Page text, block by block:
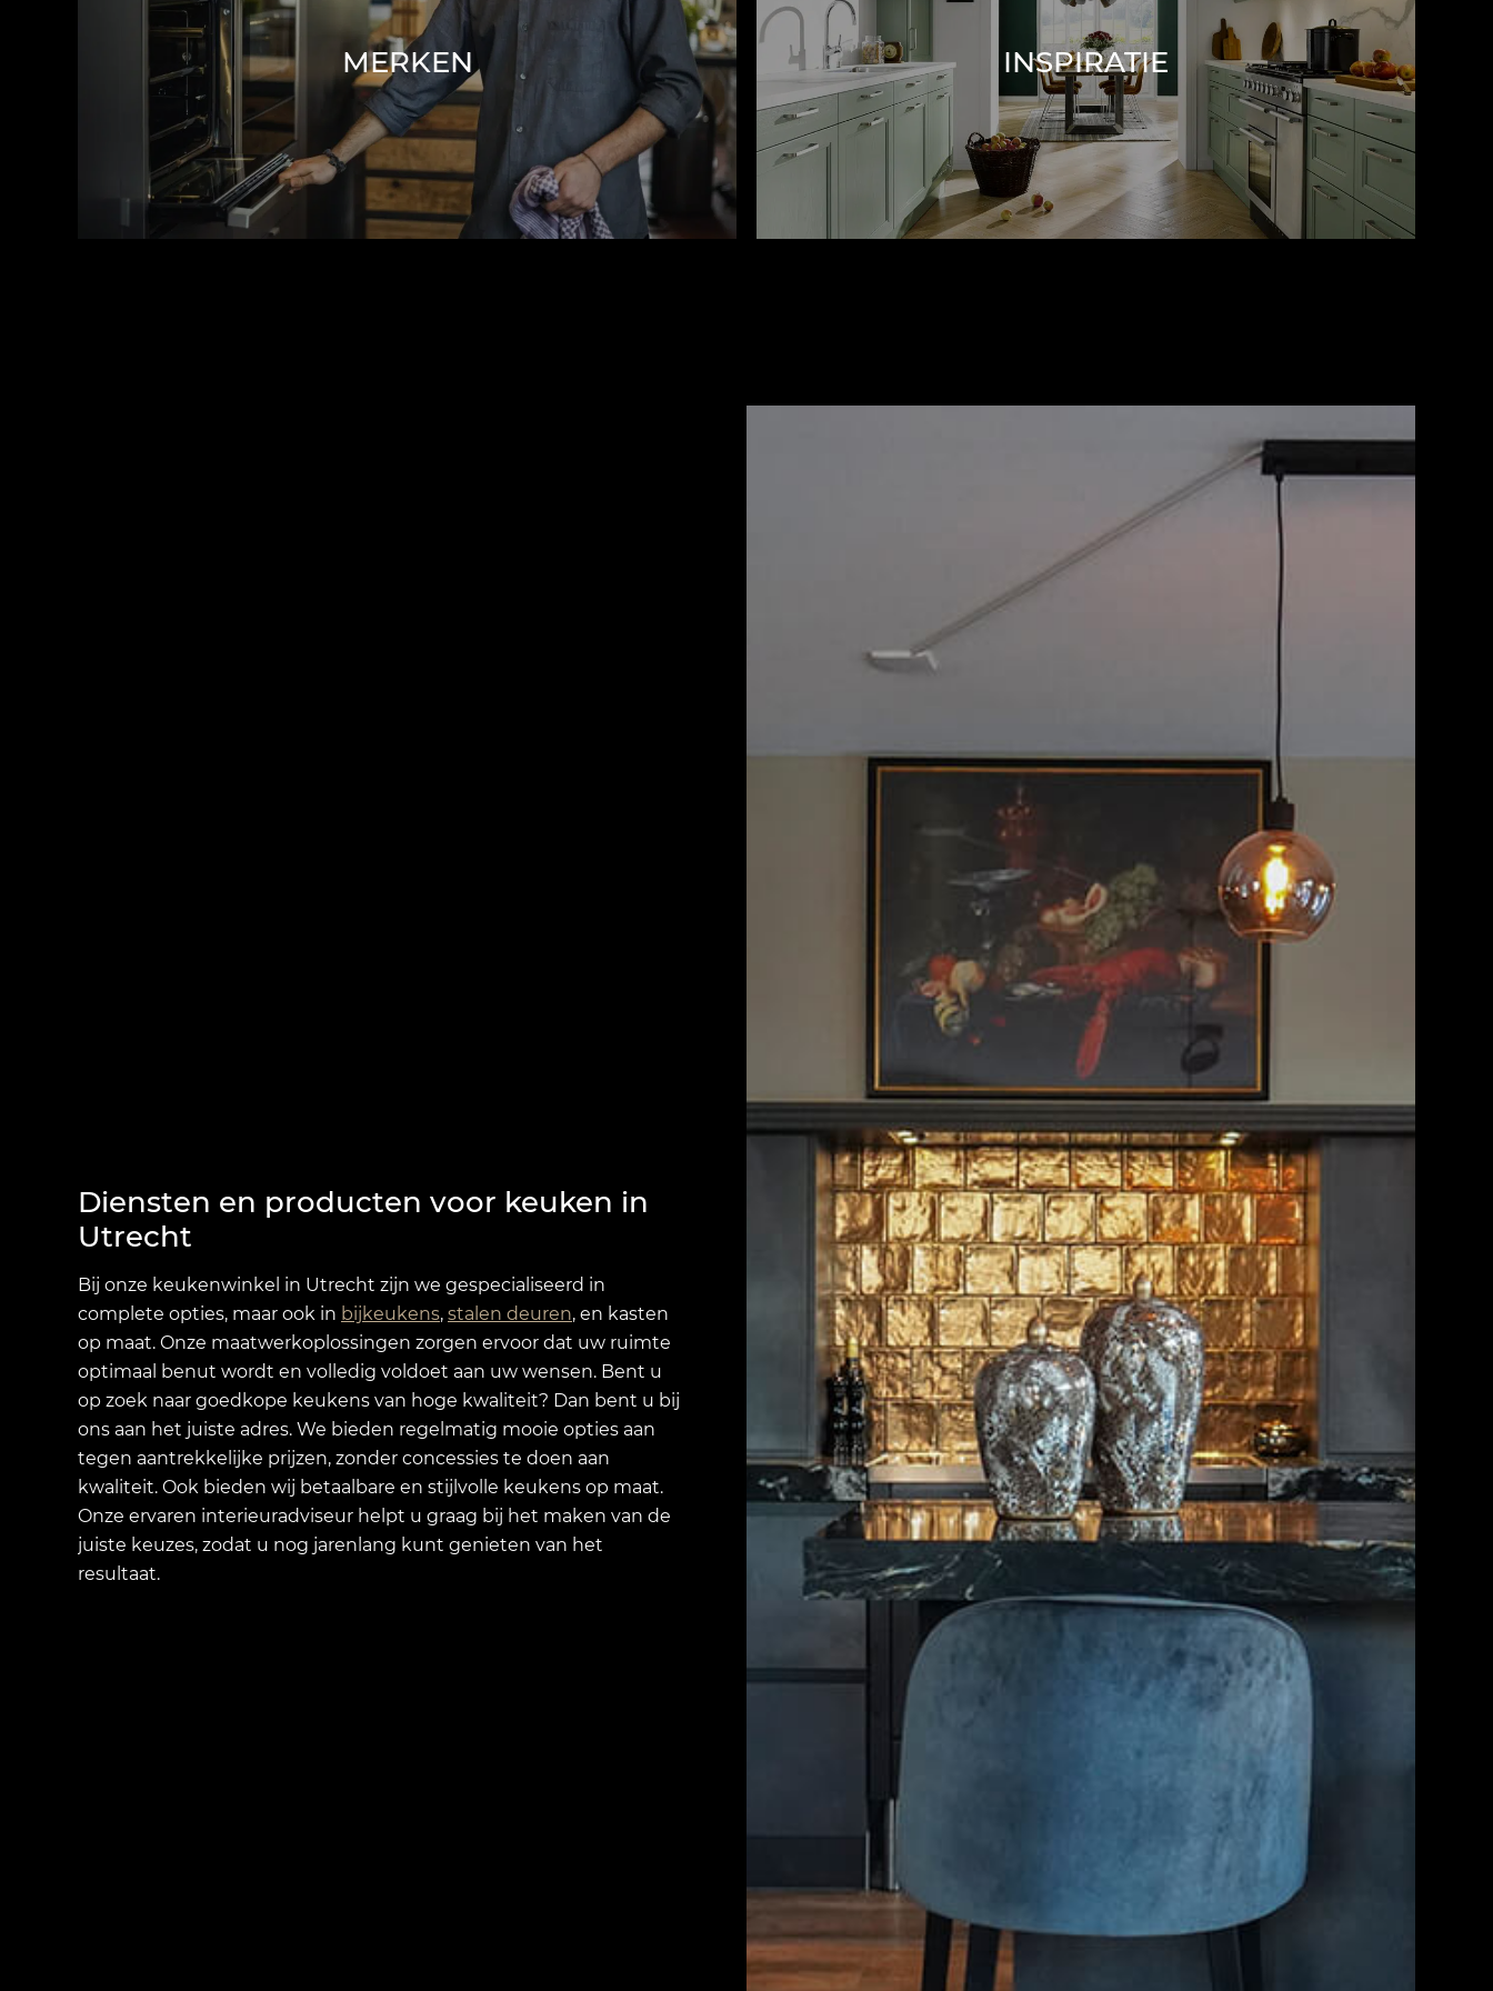
MERKEN INSPIRATIE
Diensten en producten voor keuken in
Utrecht
Bij onze keukenwinkel in Utrecht zijn we gespecialiseerd in
complete opties, maar ook in bijkeukens, stalen deuren, en kasten
op maat. Onze maatwerkoplossingen zorgen ervoor dat uw ruimte
optimaal benut wordt en volledig voldoet aan uw wensen. Bent u
op zoek naar goedkope keukens van hoge kwaliteit? Dan bent u bij
ons aan het juiste adres. We bieden regelmatig mooie opties aan
tegen aantrekkelijke prijzen, zonder concessies te doen aan
kwaliteit. Ook bieden wij betaalbare en stijlvolle keukens op maat.
Onze ervaren interieuradviseur helpt u graag bij het maken van de
juiste keuzes, zodat u nog jarenlang kunt genieten van het
resultaat.